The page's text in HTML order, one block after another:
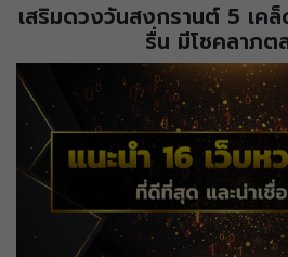
เสริมดวงวันสงกรานต์ 5 เค
รื่น มีโชคลาภต